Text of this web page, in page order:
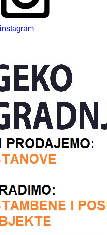
instagram